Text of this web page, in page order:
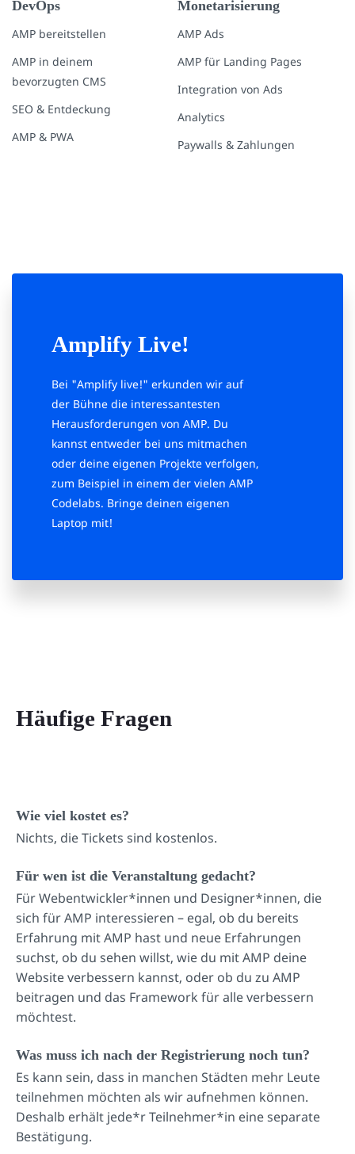
DevOps
AMP bereitstellen
AMP in deinem
bevorzugten CMS
SEO & Entdeckung
AMP & PWA
Monetarisierung
AMP Ads
AMP für Landing Pages
Integration von Ads
Analytics
Paywalls & Zahlungen
Amplify Live!
Bei "Amplify live!" erkunden wir auf
der Bühne die interessantesten
Herausforderungen von AMP. Du
kannst entweder bei uns mitmachen
oder deine eigenen Projekte verfolgen,
zum Beispiel in einem der vielen AMP
Codelabs. Bringe deinen eigenen
Laptop mit!
Häufige Fragen
Wie viel kostet es?
Nichts, die Tickets sind kostenlos.
Für wen ist die Veranstaltung gedacht?
Für Webentwickler*innen und Designer*innen, die
sich für AMP interessieren – egal, ob du bereits
Erfahrung mit AMP hast und neue Erfahrungen
suchst, ob du sehen willst, wie du mit AMP deine
Website verbessern kannst, oder ob du zu AMP
beitragen und das Framework für alle verbessern
möchtest.
Was muss ich nach der Registrierung noch tun?
Es kann sein, dass in manchen Städten mehr Leute
teilnehmen möchten als wir aufnehmen können.
Deshalb erhält jede*r Teilnehmer*in eine separate
Bestätigung.